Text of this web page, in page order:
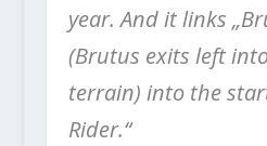
year. And it links
(Brutus exits left
terrain) into the
Rider.“